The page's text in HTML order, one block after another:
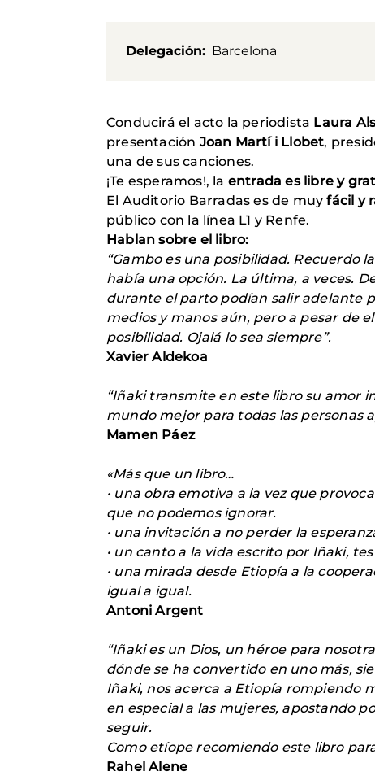
Delegación Barcelona
Conducirá el acto la periodista Laura
presentación Joan Martí i Llobet,
una de sus canciones.
¡Te esperamos!, la entrada es libre y
El Auditorio Barradas es de muyfácil y
público con la línea L1 y Renfe.
Hablan sobre el libro:
“Gambo es una posibilidad. Recuerdo
había una opción. La última, a veces.
durante el parto podían salir adelante
medios y manos aún, pero a pesar de
posibilidad. Ojalá lo sea siempre”.
Xavier Aldekoa
“Iñaki transmite en este libro su amor
mundo mejor para todas las personas
Mamen Páez
«Más que un libro…
• una obra emotiva a la vez que
que no podemos ignorar.
• una invitación a no perder la
• un canto a la vida escrito por Iñaki,
• una mirada desde Etiopía a la
igual a igual.
Antoni Argent
“Iñaki es un Dios, un héroe para
dónde se ha convertido en uno más,
Iñaki, nos acerca a Etiopía rompiendo
en especial a las mujeres, apostando
seguir.
Como etíope recomiendo este libro
Rahel Alene